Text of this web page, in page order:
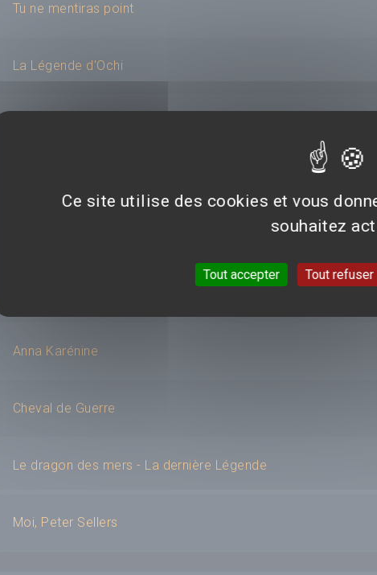
Tu ne mentiras point
La Légende d'Ochi
Anna Karénine
Cheval de Guerre
Le dragon des mers - La dernière Légende
Moi, Peter Sellers
Ce site utilise des cookies et vous
souhaitez
Tout accepter Tout refuser